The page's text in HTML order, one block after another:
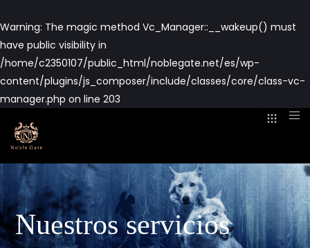
Warning: The magic method Vc_Manager::__wakeup() must
have public visibility in
/home/c2350107/public_html/noblegate.net/es/wp-
content/plugins/js_composer/include/classes/core/class-vc-
manager.php on line 203
Nuestros servicios